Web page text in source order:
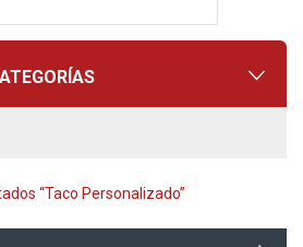
“taco Personalizado”